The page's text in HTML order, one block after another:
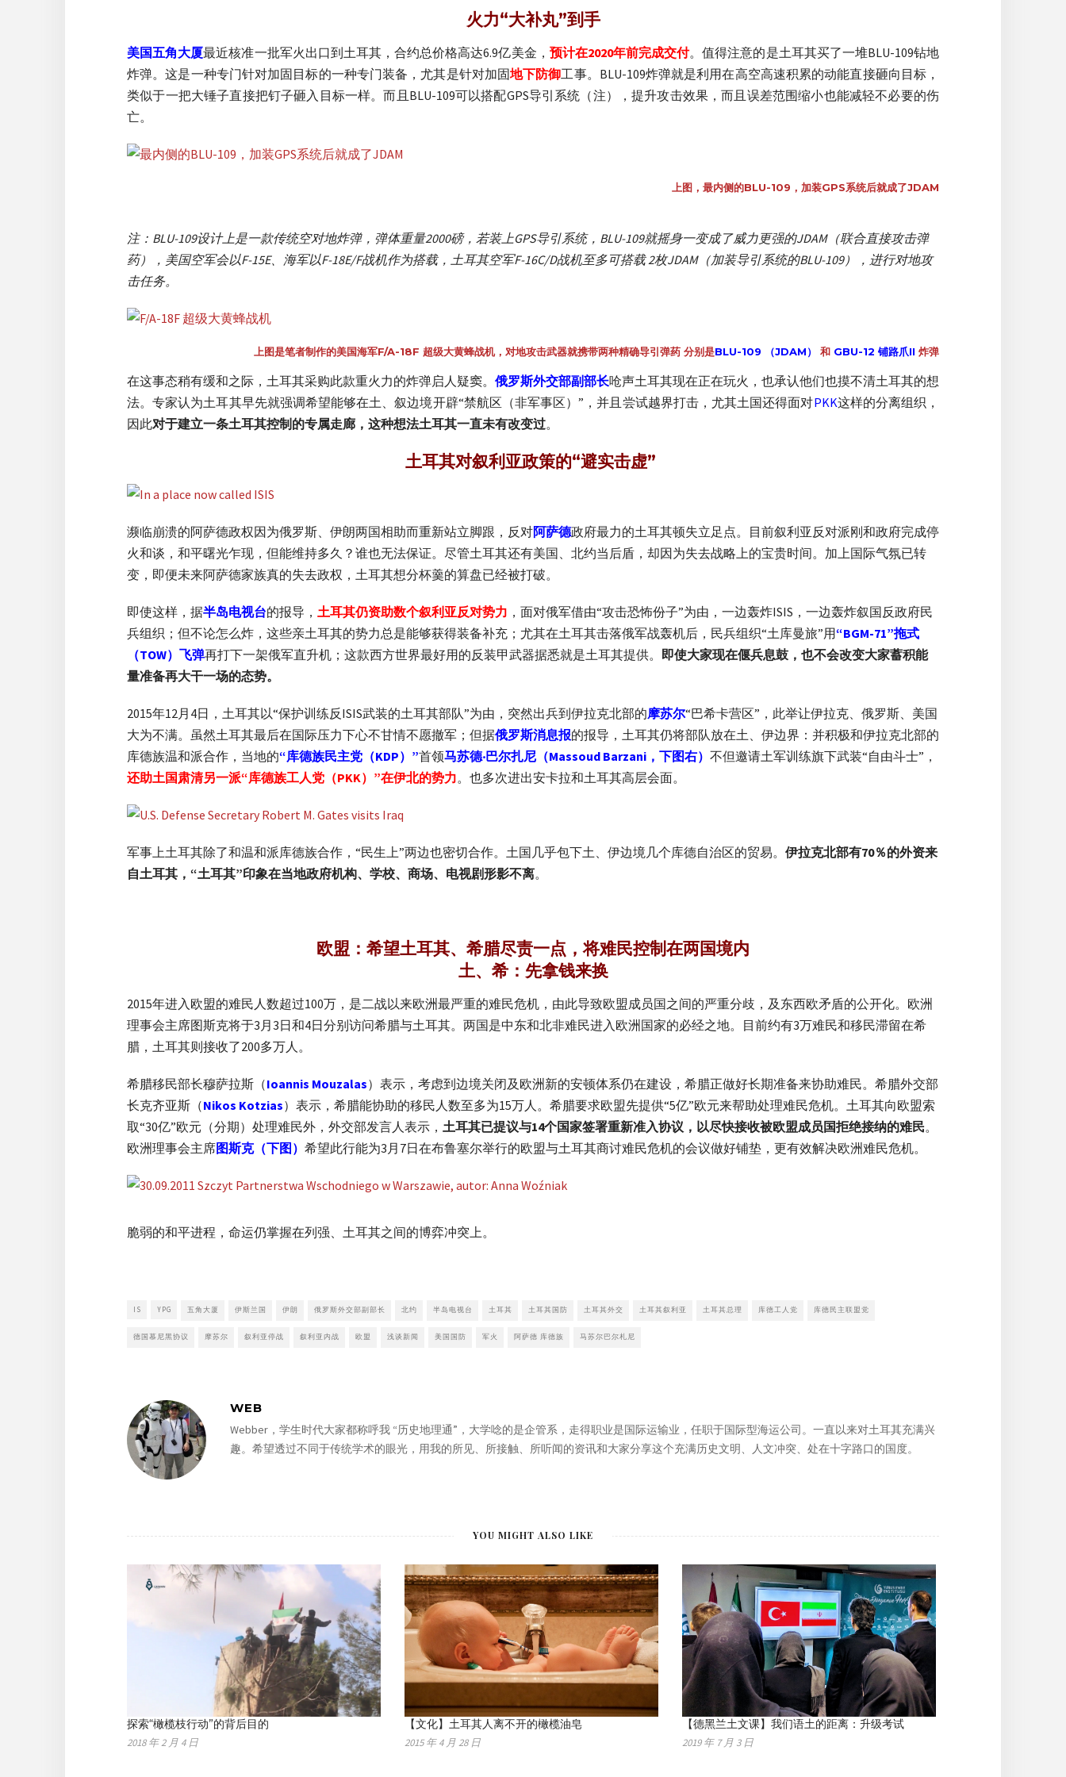
火力“大补丸”到手
美国五角大厦最近核准一批军火出口到土耳其，合约总价格高达6.9亿美金， 预计在2020年前完成交付。值得注意的是土耳其买了一堆BLU-109钻地
炸弹。这是一种专门针对加固目标的一种专门装备，尤其是针对加固地下防御工事。BLU-109炸弹就是利用在高空高速积累的动能直接砸向目标，
类似于一把大锤子直接把钉子砸入目标一样。而且BLU-109可以搭配GPS导引系统（注），提升攻击效果，而且误差范围缩小也能减轻不必要的伤
亡。
上图，最内侧的BLU-109，加装GPS系统后就成了JDAM
注：BLU-109设计上是一款传统空对地炸弹，弹体重量2000磅，若装上GPS导引系统，BLU-109就摇身一变成了威力更强的JDAM（联合直接攻击弹
药），美国空军会以F-15E、海军以F-18E/F战机作为搭载，土耳其空军F-16C/D战机至多可搭载 2枚JDAM（加装导引系统的BLU-109），进行对地攻
击任务。
上图是笔者制作的美国海军F/A-18F 超级大黄蜂战机，对地攻击武器就携带两种精确导引弹药 分别是BLU-109 （JDAM） 和 GBU-12 铺路爪II 炸弹
在这事态稍有缓和之际，土耳其采购此款重火力的炸弹启人疑窦。 俄罗斯外交部副部长呛声土耳其现在正在玩火，也承认他们也摸不清土耳其的想
法。专家认为土耳其早先就强调希望能够在土、叙边境开辟“禁航区（非军事区）”，并且尝试越界打击，尤其土国还得面对PKK这样的分离组织，
因此对于建立一条土耳其控制的专属走廊，这种想法土耳其一直未有改变过。
土耳其对叙利亚政策的“避实击虚”
濒临崩溃的阿萨德政权因为俄罗斯、伊朗两国相助而重新站立脚跟，反对阿萨德政府最力的土耳其顿失立足点。目前叙利亚反对派刚和政府完成停
火和谈，和平曙光乍现，但能维持多久？谁也无法保证。尽管土耳其还有美国、北约当后盾，却因为失去战略上的宝贵时间。加上国际气氛已转
变，即便未来阿萨德家族真的失去政权，土耳其想分杯羹的算盘已经被打破。
即使这样，据半岛电视台的报导， 土耳其仍资助数个叙利亚反对势力 ，面对俄军借由“攻击恐怖份子”为由，一边轰炸ISIS，一边轰炸叙国反政府民
兵组织；但不论怎么炸，这些亲土耳其的势力总是能够获得装备补充；尤其在土耳其击落俄军战轰机后，民兵组织“土库曼旅”用“BGM-71”拖式
（TOW）飞弹再打下一架俄军直升机；这款西方世界最好用的反装甲武器据悉就是土耳其提供。 即使大家现在偃兵息鼓，也不会改变大家蓄积能
量准备再大干一场的态势。
2015年12月4日，土耳其以“保护训练反ISIS武装的土耳其部队”为由，突然出兵到伊拉克北部的摩苏尔“巴希卡营区”，此举让伊拉克、俄罗斯、美国
大为不满。虽然土耳其最后在国际压力下心不甘情不愿撤军；但据俄罗斯消息报的报导，土耳其仍将部队放在土、伊边界：并积极和伊拉克北部的
库德族温和派合作，当地的“库德族民主党（KDP）”首领马苏德‧巴尔扎尼（Massoud Barzani，下图右） 不但邀请土军训练旗下武装“自由斗士”，
还助土国肃清另一派“库德族工人党（PKK）”在伊北的势力。也多次进出安卡拉和土耳其高层会面。
军事上土耳其除了和温和派库德族合作，“民生上”两边也密切合作。土国几乎包下土、伊边境几个库德自治区的贸易。 伊拉克北部有70％的外资来
自土耳其，“土耳其”印象在当地政府机构、学校、商场、电视剧形影不离。
欧盟：希望土耳其、希腊尽责一点，将难民控制在两国境内
土、希：先拿钱来换
2015年进入欧盟的难民人数超过100万，是二战以来欧洲最严重的难民危机，由此导致欧盟成员国之间的严重分歧，及东西欧矛盾的公开化。欧洲
理事会主席图斯克将于3月3日和4日分别访问希腊与土耳其。两国是中东和北非难民进入欧洲国家的必经之地。目前约有3万难民和移民滞留在希
腊，土耳其则接收了200多万人。
希腊移民部长穆萨拉斯（Ioannis Mouzalas）表示，考虑到边境关闭及欧洲新的安顿体系仍在建设，希腊正做好长期准备来协助难民。希腊外交部
长克齐亚斯（Nikos Kotzias）表示，希腊能协助的移民人数至多为15万人。希腊要求欧盟先提供“5亿”欧元来帮助处理难民危机。土耳其向欧盟索
取“30亿”欧元（分期）处理难民外，外交部发言人表示， 土耳其已提议与14个国家签署重新准入协议，以尽快接收被欧盟成员国拒绝接纳的难民。
欧洲理事会主席图斯克（下图） 希望此行能为3月7日在布鲁塞尔举行的欧盟与土耳其商讨难民危机的会议做好铺垫，更有效解决欧洲难民危机。
脆弱的和平进程，命运仍掌握在列强、土耳其之间的博弈冲突上。
IS YPG 五角大厦 伊斯兰国 伊朗 俄罗斯外交部副部长 北约 半岛电视台 土耳其 土耳其国防 土耳其外交 土耳其叙利亚 土耳其总理 库德工人党 库德民主联盟党
德国慕尼黑协议 摩苏尔 叙利亚停战 叙利亚内战 欧盟 浅谈新闻 美国国防 军火 阿萨德 库德族 马苏尔巴尔札尼
WEB
Webber，学生时代大家都称呼我 “历史地理通”，大学唸的是企管系，走得职业是国际运输业，任职于国际型海运公司。一直以来对土耳其充满兴
趣。希望透过不同于传统学术的眼光，用我的所见、所接触、所听闻的资讯和大家分享这个充满历史文明、人文冲突、处在十字路口的国度。
YOU MIGHT ALSO LIKE
探索“橄榄枝行动”的背后目的
2018 年 2 月 4 日
【文化】土耳其人离不开的橄榄油皂
2015 年 4 月 28 日
【德黑兰土文课】我们语土的距离：升级考试
2019 年 7 月 3 日